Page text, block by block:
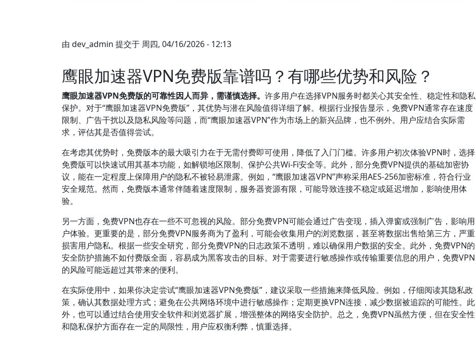
由 dev_admin 提交于 周四, 04/16/2026 - 12:13
鹰眼加速器VPN免费版靠谱吗？有哪些优势和风险？
鹰眼加速器VPN免费版的可靠性因人而异，需谨慎选择。 许多用户在选择VPN服务时都关心其安全性、稳定性和隐私
保护。对于“鹰眼加速器VPN免费版”，其优势与潜在风险值得详细了解。根据行业报告显示，免费VPN通常存在速度
限制、广告干扰以及隐私风险等问题，而“鹰眼加速器VPN”作为市场上的新兴品牌，也不例外。用户应结合实际需
求，评估其是否值得尝试。
在考虑其优势时，免费版本的最大吸引力在于无需付费即可使用，降低了入门门槛。许多用户初次体验VPN时，选择
免费版可以快速试用其基本功能，如解锁地区限制、保护公共Wi-Fi安全等。此外，部分免费VPN提供的基础加密协
议，能在一定程度上保障用户的隐私不被轻易泄露。例如，“鹰眼加速器VPN”声称采用AES-256加密标准，符合行业
安全规范。然而，免费版本通常伴随着速度限制，服务器资源有限，可能导致连接不稳定或延迟增加，影响使用体
验。
另一方面，免费VPN也存在一些不可忽视的风险。部分免费VPN可能会通过广告变现，插入弹窗或强制广告，影响用
户体验。更重要的是，部分免费VPN服务商为了盈利，可能会收集用户的浏览数据，甚至将数据出售给第三方，严重
损害用户隐私。根据一些安全研究，部分免费VPN的日志政策不透明，难以确保用户数据的安全。此外，免费VPN的
安全防护措施不如付费版全面，容易成为黑客攻击的目标。对于需要进行敏感操作或传输重要信息的用户，免费VPN
的风险可能远超过其带来的便利。
在实际使用中，如果你决定尝试“鹰眼加速器VPN免费版”，建议采取一些措施来降低风险。例如，仔细阅读其隐私政
策，确认其数据处理方式；避免在公共网络环境中进行敏感操作；定期更换VPN连接，减少数据被追踪的可能性。此
外，也可以通过结合使用安全软件和浏览器扩展，增强整体的网络安全防护。总之，免费VPN虽然方便，但在安全性
和隐私保护方面存在一定的局限性，用户应权衡利弊，慎重选择。